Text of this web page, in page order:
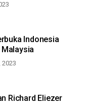
Indonesia
2023
Richard Eliezer